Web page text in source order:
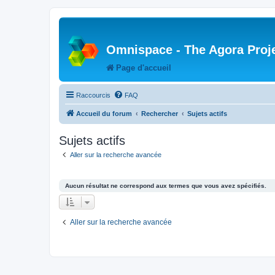
Omnispace - The Agora
Page d'accueil
Raccourcis FAQ
Accueil du forum Rechercher Sujets actifs
Sujets actifs
Aller sur la recherche avancée
Aucun résultat ne correspond aux termes que vous avez spécifiés.
Aller sur la recherche avancée